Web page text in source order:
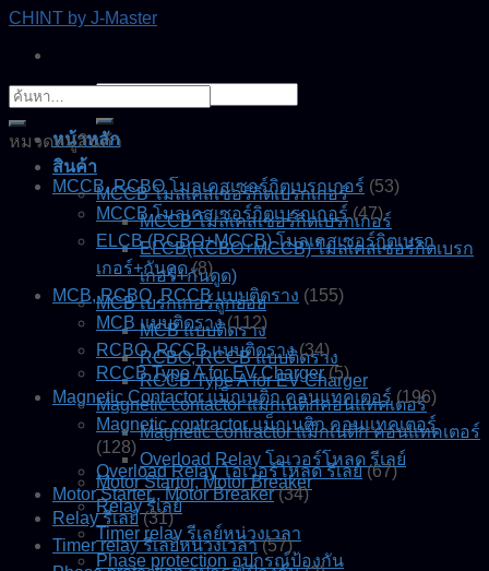
Skip
content
CHINT by J-Master
หน้าหลัก
สินค้า
MCCB โมลเคสเซอร์กิตเบรกเกอร์
MCCB โมลเคสเซอร์กิตเบรกเกอร์
ELCB(RCBO+MCCB) โมลเคสเซอร์กิตเบรก
เกอร์+กันดูด)
MCB เบรกเกอร์ลูกย่อย
MCB แบบติดราง
RCBO, RCCB แบบติดราง
RCCB Type A for EV Charger
Magnetic contactor แมกเนติกคอนแทคเตอร์
Magnetic contractor แม็กเนติก คอนแทคเตอร์
Overload Relay โอเวอร์โหลด รีเลย์
Motor Startor, Motor Breaker
Relay รีเลย์
Timer relay รีเลย์หน่วงเวลา
Phase protection อุปกรณ์ป้องกัน
ค้นหา:
หมวดหมู่สินค้า
MCCB, RCBO โมลเคสเซอร์กิตเบรกเกอร์ (53)
MCCB โมลเคสเซอร์กิตเบรกเกอร์ (47)
ELCB (RCBO+MCCB) โมลเคสเซอร์กิตเบรก
เกอร์+กันดูด (8)
MCB, RCBO, RCCB แบบติดราง (155)
MCB แบบติดราง (112)
RCBO, RCCB แบบติดราง (34)
RCCB Type A for EV Charger (5)
Magnetic Contactor แม็กเนติก คอนแทคเตอร์ (196)
Magnetic contractor แม็กเนติก คอนแทคเตอร์
(128)
Overload Relay โอเวอร์โหลด รีเลย์ (67)
Motor Starter , Motor Breaker (34)
Relay รีเลย์ (31)
Timer relay รีเลย์หน่วงเวลา (57)